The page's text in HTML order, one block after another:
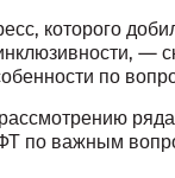
которого
—
по
по важным